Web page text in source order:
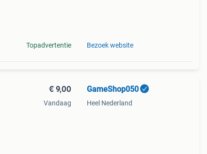
Topadvertentie Bezoek website
€ 9,00
Vandaag
GameShop050
Heel Nederland